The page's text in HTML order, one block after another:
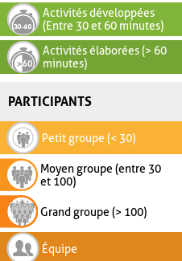
Activités développées
(Entre 30 et 60 minutes)
Activités élaborées (> 60
minutes)
PARTICIPANTS
Petit groupe (< 30)
Moyen groupe (entre 30
et 100)
Grand groupe (> 100)
Équipe